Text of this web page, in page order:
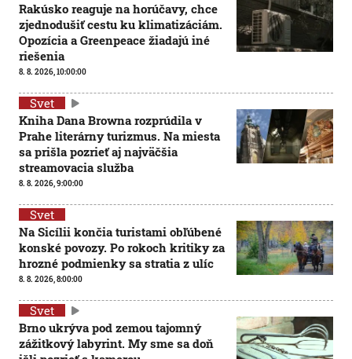
Rakúsko reaguje na horúčavy, chce
zjednodušiť cestu ku klimatizáciám.
Opozícia a Greenpeace žiadajú iné
riešenia
8. 8. 2026, 10:00:00
Svet
Kniha Dana Browna rozprúdila v
Prahe literárny turizmus. Na miesta
sa prišla pozrieť aj najväčšia
streamovacia služba
8. 8. 2026, 9:00:00
Svet
Na Sicílii končia turistami obľúbené
konské povozy. Po rokoch kritiky za
hrozné podmienky sa stratia z ulíc
8. 8. 2026, 8:00:00
Svet
Brno ukrýva pod zemou tajomný
zážitkový labyrint. My sme sa doň